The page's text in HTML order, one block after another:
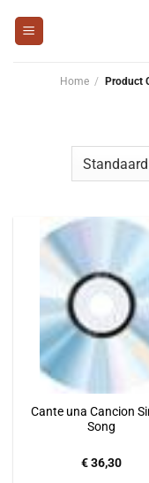
naar
Home / Product
Cante una Cancion
Song
€36,30